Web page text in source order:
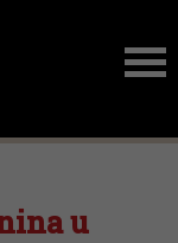
u